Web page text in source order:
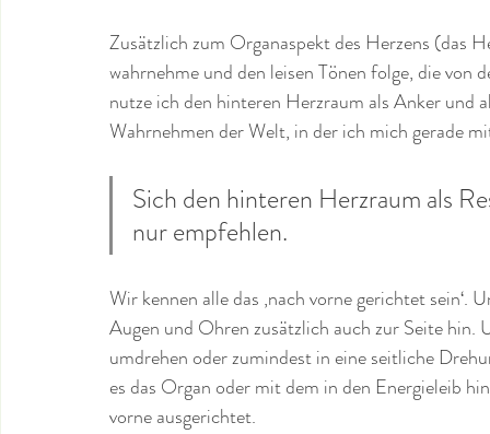
Zusätzlich zum Organaspekt des Herzens (das
wahrnehme und den leisen Tönen folge, die
nutze ich den hinteren Herzraum als Anker und
Wahrnehmen der Welt, in der ich mich gerade
Sich den hinteren Herzraum als
nur empfehlen.
Wir kennen alle das ‚nach vorne gerichtet
Augen und Ohren zusätzlich auch zur Seite hin.
umdrehen oder zumindest in eine seitliche
es das Organ oder mit dem in den Energieleib
vorne ausgerichtet.